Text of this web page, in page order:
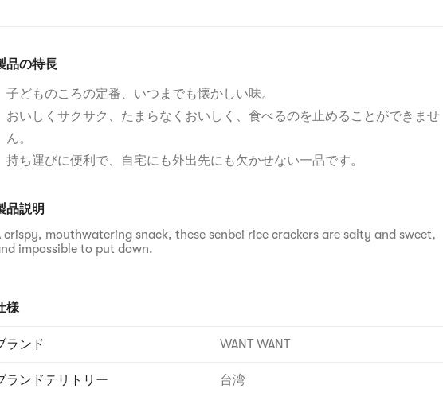
品の特長
子どものころの定番、いつまでも懐かしい味。
おいしくサクサク、たまらなくおいしく、食べるのを止めることができませ
ん。
持ち運びに便利で、自宅にも外出先にも欠かせない一品です。
品説明
crispy, mouthwatering snack, these senbei rice crackers are salty and sweet,
impossible to put down.
様
ランド WANT WANT
ランドテリトリー 台湾